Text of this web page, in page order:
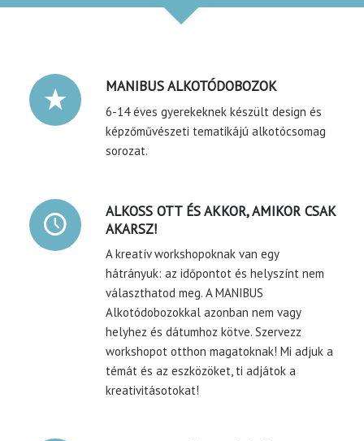
MANIBUS ALKOTÓDOBOZOK
6-14 éves gyerekeknek készült design és
képzőművészeti tematikájú alkotócsomag
sorozat.
ALKOSS OTT ÉS AKKOR, AMIKOR CSAK
AKARSZ!
A kreatív workshopoknak van egy
hátrányuk: az időpontot és helyszínt nem
választhatod meg. A MANIBUS
Alkotódobozokkal azonban nem vagy
helyhez és dátumhoz kötve. Szervezz
workshopot otthon magatoknak! Mi adjuk a
témát és az eszközöket, ti adjátok a
kreativitásotokat!